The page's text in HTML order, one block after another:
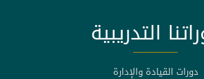
التدريبية
دورات القيادة والإدارة